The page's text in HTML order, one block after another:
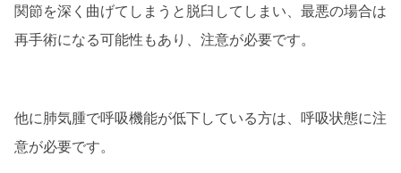
関節を深く曲げてしまうと脱臼してしまい、最悪の場合は
再手術になる可能性もあり、注意が必要です。
他に肺気腫で呼吸機能が低下している方は、呼吸状態に注
意が必要です。